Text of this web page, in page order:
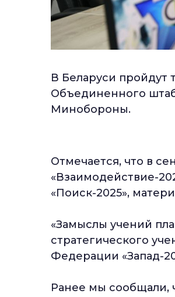
В Беларуси пройдут
Объединенного
Минобороны.
Отмечается, что в
«Взаимодействие-
«Поиск-2025»,
«Замыслы учений
стратегического
Федерации «Запад-
Ранее мы сообщали,